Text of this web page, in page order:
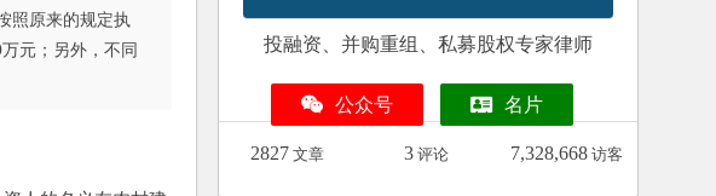
照原来的规定执
元；另外，不同
投融资、并购重组、私募股权专家律师
公众号 名片
2827 文章 3 评论 7,328,668 访客